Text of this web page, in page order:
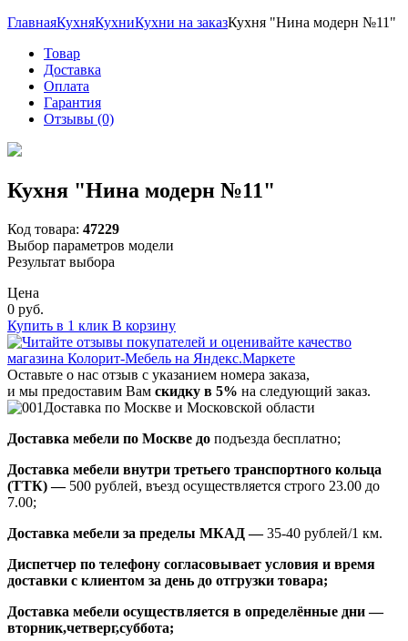
ГлавнаяКухняКухниКухни на заказКухня "Нина модерн №11"
Товар
Доставка
Оплата
Гарантия
Отзывы (0)
Кухня "Нина модерн №11"
Код товара: 47229
Выбор параметров модели
Результат выбора
Цена
0 руб.
Купить в 1 клик В корзину
Оставьте о нас отзыв с указанием номера заказа,
и мы предоставим Вам скидку в 5% на следующий заказ.
Доставка по Москве и Московской области
Доставка мебели по Москве до подъезда бесплатно;
Доставка мебели внутри третьего транспортного кольца
(ТТК) —500 рублей, въезд осуществляется строго 23.00 до
7.00;
Доставка мебели за пределы МКАД —35-40 рублей/1 км.
Диспетчер по телефону согласовывает условия и время
доставки с клиентом за день до отгрузки товара;
Доставка мебели осуществляется в определённые дни —
вторник,четверг,суббота;